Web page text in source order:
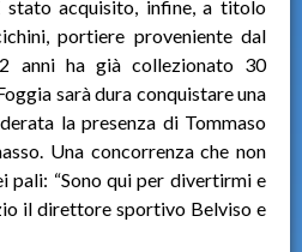
stato acquisito, infine, a titolo
portiere proveniente dal
anni ha già collezionato 30
sarà dura conquistare una
la presenza di Tommaso
Una concorrenza che non
pali: “Sono qui per divertirmi e
il direttore sportivo Belviso e